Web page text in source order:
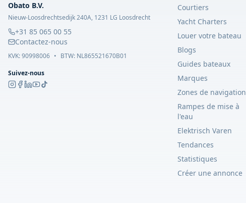
Obato B.V.
Nieuw-Loosdrechtsedijk 240A, 1231 LG Loosdrecht
+31 85 065 00 55
Contactez-nous
KVK:90998006 • BTW: NL865521670B01
Suivez-nous
Courtiers
Yacht Charters
Louer votre bateau
Blogs
Guides bateaux
Marques
Zones de navigation
Rampes de mise à
l'eau
Elektrisch Varen
Tendances
Statistiques
Créer une annonce